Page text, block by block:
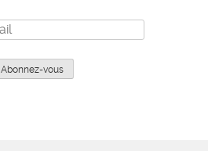
Abonnez-vous